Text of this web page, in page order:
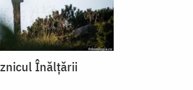
Înălţării